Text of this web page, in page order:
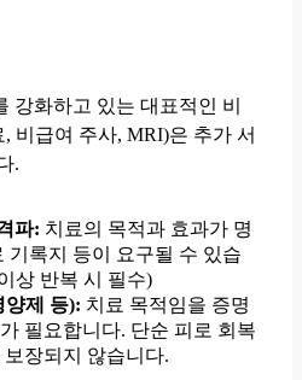
강화하고 있는 대표적인 비
비급여 주사, MRI)은 추가 서
.
파: 치료의 목적과 효과가 명
기록지 등이 요구될 수 있습
상 반복 시 필수)
양제 등): 치료 목적임을 증명
필요합니다. 단순 피로 회복
장되지 않습니다.